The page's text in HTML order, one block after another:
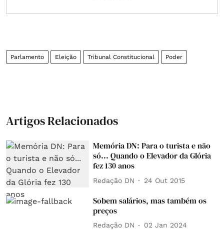
Parlamento Eleição Tribunal Constitucional Poder
Artigos Relacionados
Memória DN: Para o turista e não
só... Quando o Elevador da Glória
fez 130 anos
Redação DN 24 Out 2015
Sobem salários, mas também os
preços
Redação DN 02 Jan 2024